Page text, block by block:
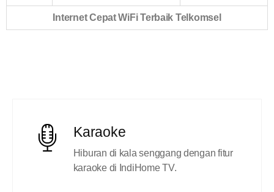
Internet Cepat WiFi Terbaik Telkomsel
Karaoke
Hiburan di kala senggang dengan fitur
karaoke di IndiHome TV.